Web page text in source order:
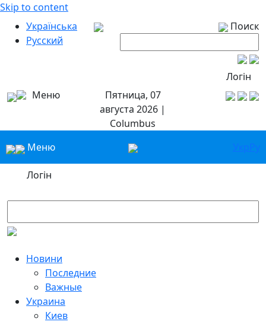
Skip to content
Українська
Русский
Поиск
Логін
Меню
Пятница, 07
августа 2026 |
Columbus
Меню
УкрРу
Логін
Новини
Последние
Важные
Украина
Киев